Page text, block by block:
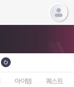
아이템 퀘스트